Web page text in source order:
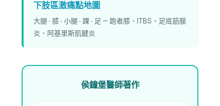
下肢區激痛點地圖
大腿 ‧ 膝 ‧ 小腿 ‧ 踝 ‧ 足 — 跑者膝、ITBS、足底筋膜
炎、阿基里斯肌腱炎
侯鐘堡醫師著作